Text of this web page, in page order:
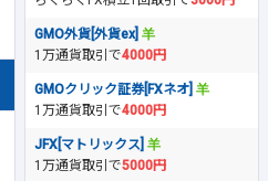
GMO外貨[外貨ex]
1万通貨取引で4000円
GMOクリック証券[FXネオ]
1万通貨取引で4000円
JFX[マトリックス]
1万通貨取引で5000円